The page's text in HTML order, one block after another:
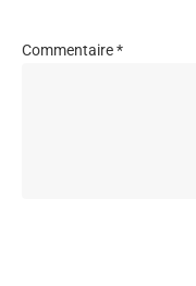
Commentaire*